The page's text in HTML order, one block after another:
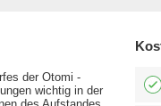
der Otomi -
wichtig in der